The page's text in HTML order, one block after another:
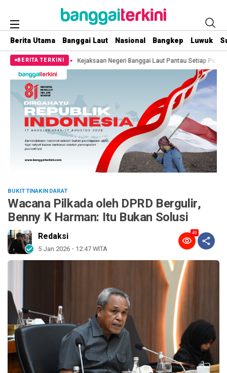
Berita Utama Banggai Laut Nasional Bangkep Luwuk
BERITA TERKINI
Kejaksaan Negeri Banggai Laut Pantau Setiap Pemberitaan Terkait
BUKIT TINAKIN DARAT
Wacana Pilkada oleh DPRD Bergulir,
Benny K Harman: Itu Bukan Solusi
Redaksi
5 Jan 2026 - 12:47 WITA
49